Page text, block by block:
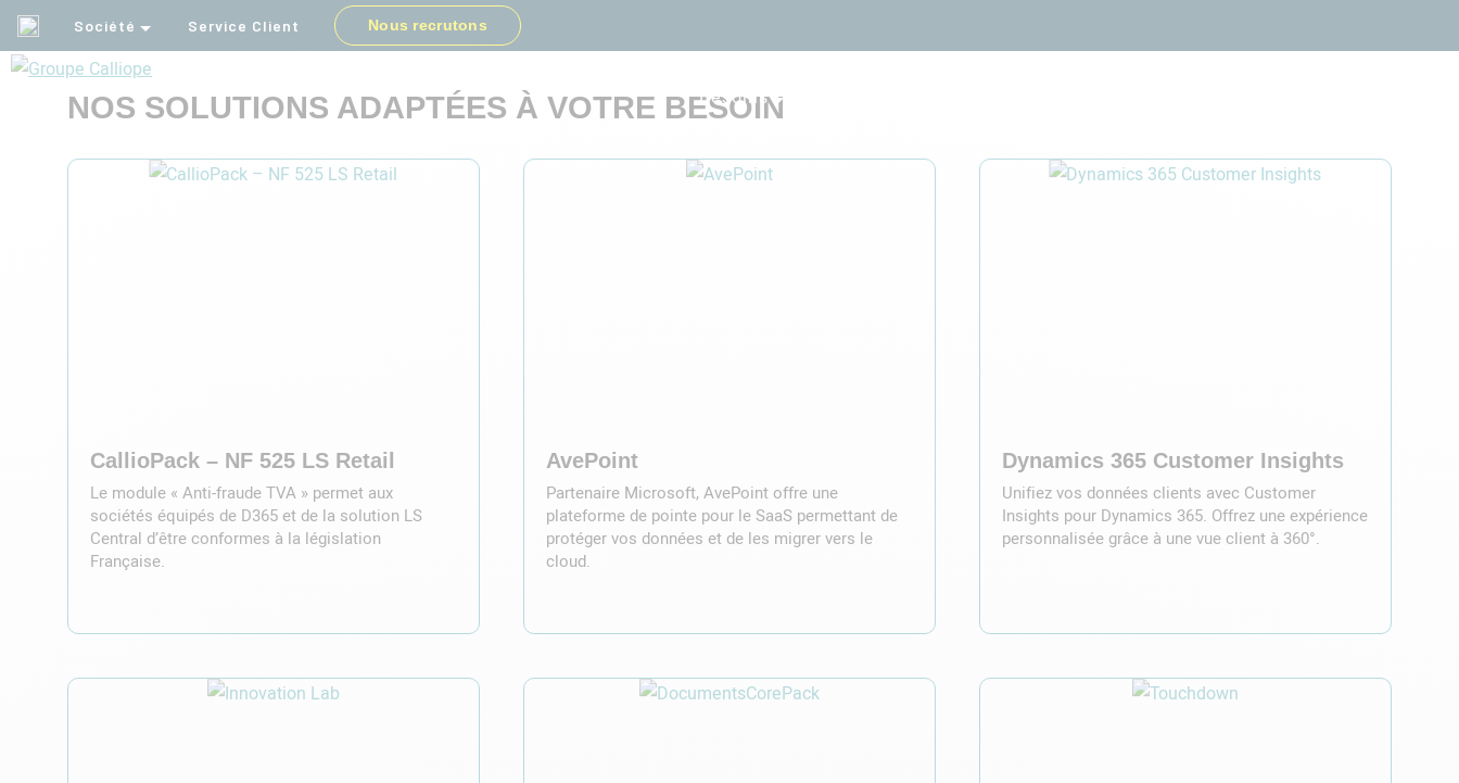
Société Service Client Nous recrutons
Besoins
NOS SOLUTIONS ADAPTÉES À VOTRE BESOIN
CallioPack – NF 525 LS Retail
Le module « Anti-fraude TVA » permet aux
sociétés équipés de D365 et de la solution LS
Central d’être conformes à la législation
Française.
AvePoint
Partenaire Microsoft, AvePoint offre une
plateforme de pointe pour le SaaS permettant de
protéger vos données et de les migrer vers le
cloud.
Dynamics 365 Customer Insights
Unifiez vos données clients avec Customer
Insights pour Dynamics 365. Offrez une expérience
personnalisée grâce à une vue client à 360°.